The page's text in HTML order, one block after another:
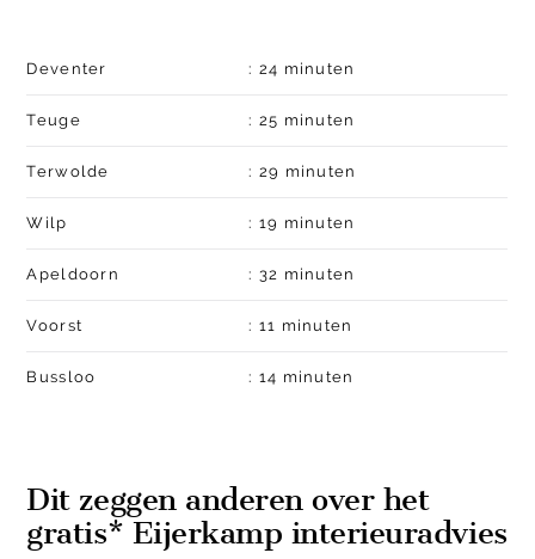
Deventer : 24 minuten
Teuge : 25 minuten
Terwolde : 29 minuten
Wilp : 19 minuten
Apeldoorn : 32 minuten
Voorst : 11 minuten
Bussloo : 14 minuten
Dit zeggen anderen over het
gratis* Eijerkamp interieuradvies